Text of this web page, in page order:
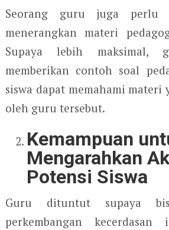
Seorang guru juga perlu
menerangkan materi
Supaya lebih maksimal,
memberikan contoh soal
siswa dapat memahami materi
oleh guru tersebut.
Kemampuan
Mengarahkan
Potensi Siswa
Guru dituntut supaya
perkembangan